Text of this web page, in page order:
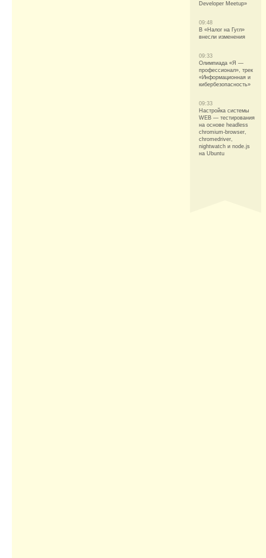
Developer Meetup»
09:48
В «Налог на Гугл»
внесли изменения
09:33
Олимпиада «Я —
профессионал», трек
«Информационная и
кибербезопасность»
09:33
Настройка системы
WEB — тестирования
на основе headless
chromium-browser,
chromedriver,
nightwatch и node.js
на Ubuntu